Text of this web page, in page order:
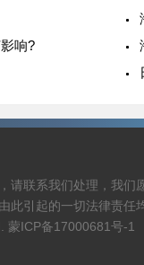
响?
联系我们处理，我们
此引起的一切法律责任
蒙ICP备17000681号-1